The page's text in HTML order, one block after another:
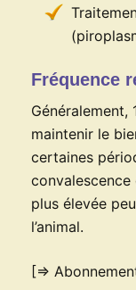
Fréquence
Généralement,
maintenir le
certaines
convalescence
plus élevée
l’animal.
[=>